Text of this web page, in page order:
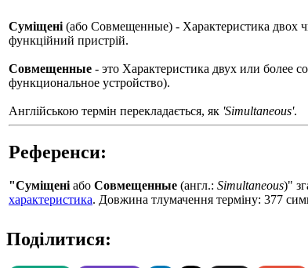
Суміщені (або Совмещенные) - Характеристика двох
функційний пристрій.
Совмещенные - это Характеристика двух или более
функциональное устройство).
Англійською термін перекладається, як 'Simultaneous'.
Референси:
"Суміщені або Совмещенные (англ.: Simultaneous)"
характеристика. Довжина тлумачення терміну: 377
Поділитися: